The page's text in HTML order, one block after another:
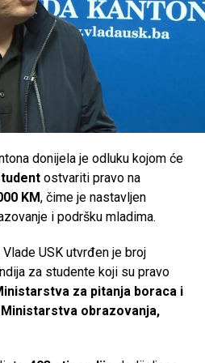
–36.000 KM
KM
KM
manifestacijama na
Share
donijela je odluku kojom će
ostvariti pravo na
KM, čime je nastavljen
i podršku mladima.
USK utvrđen je broj
za studente koji su pravo
za pitanja boraca i
Ministarstva obrazovanja,